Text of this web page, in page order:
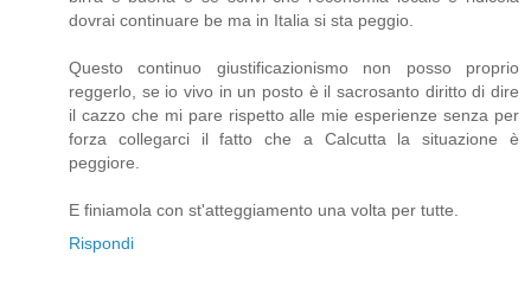
dovrai continuare be ma in Italia si sta peggio.
Questo continuo giustificazionismo non posso proprio
reggerlo, se io vivo in un posto è il sacrosanto diritto di dire
il cazzo che mi pare rispetto alle mie esperienze senza per
forza collegarci il fatto che a Calcutta la situazione è
peggiore.
E finiamola con st'atteggiamento una volta per tutte.
Rispondi